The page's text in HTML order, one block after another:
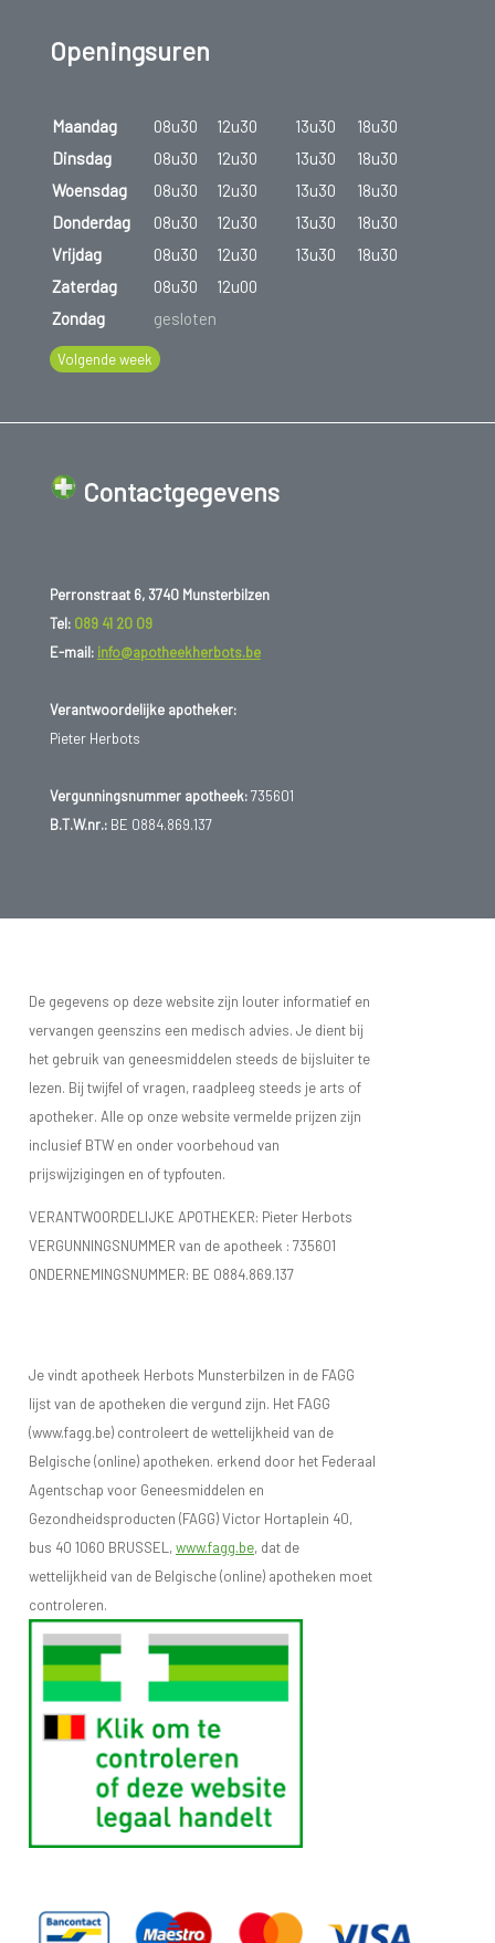
Openingsuren
Maandag 08u30 12u30 13u30
18u30
Dinsdag
08u30 12u30 13u30
18u30
Woensdag
08u30 12u30 13u30
18u30
Donderdag
08u30 12u30 13u30
18u30
Vrijdag
08u30 12u30 13u30
18u30
Zaterdag
08u30
12u00
Zondag
gesloten
Volgende week
Contactgegevens
Perronstraat 6, 3740 Munsterbilzen
Tel: 089 41 20 09
E-mail: info@apotheekherbots.be
Verantwoordelijke apotheker:
Pieter Herbots
Vergunningsnummer apotheek:735601
B.T.W.nr.:BE 0884.869.137
De gegevens op deze website zijn louter informatief en
vervangen geenszins een medisch advies. Je dient bij
het gebruik van geneesmiddelen steeds de bijsluiter te
lezen. Bij twijfel of vragen, raadpleeg steeds je arts of
apotheker. Alle op onze website vermelde prijzen zijn
inclusief BTW en onder voorbehoud van
prijswijzigingen en of typfouten.
VERANTWOORDELIJKE APOTHEKER: Pieter Herbots
VERGUNNINGSNUMMER van de apotheek : 735601
ONDERNEMINGSNUMMER: BE 0884.869.137
Je vindt apotheek Herbots Munsterbilzen in de FAGG
lijst van de apotheken die vergund zijn. Het FAGG
(www.fagg.be) controleert de wettelijkheid van de
Belgische (online) apotheken. erkend door het Federaal
Agentschap voor Geneesmiddelen en
Gezondheidsproducten (FAGG) Victor Hortaplein 40,
bus 40 1060 BRUSSEL,www.fagg.be, dat de
wettelijkheid van de Belgische (online) apotheken moet
controleren.